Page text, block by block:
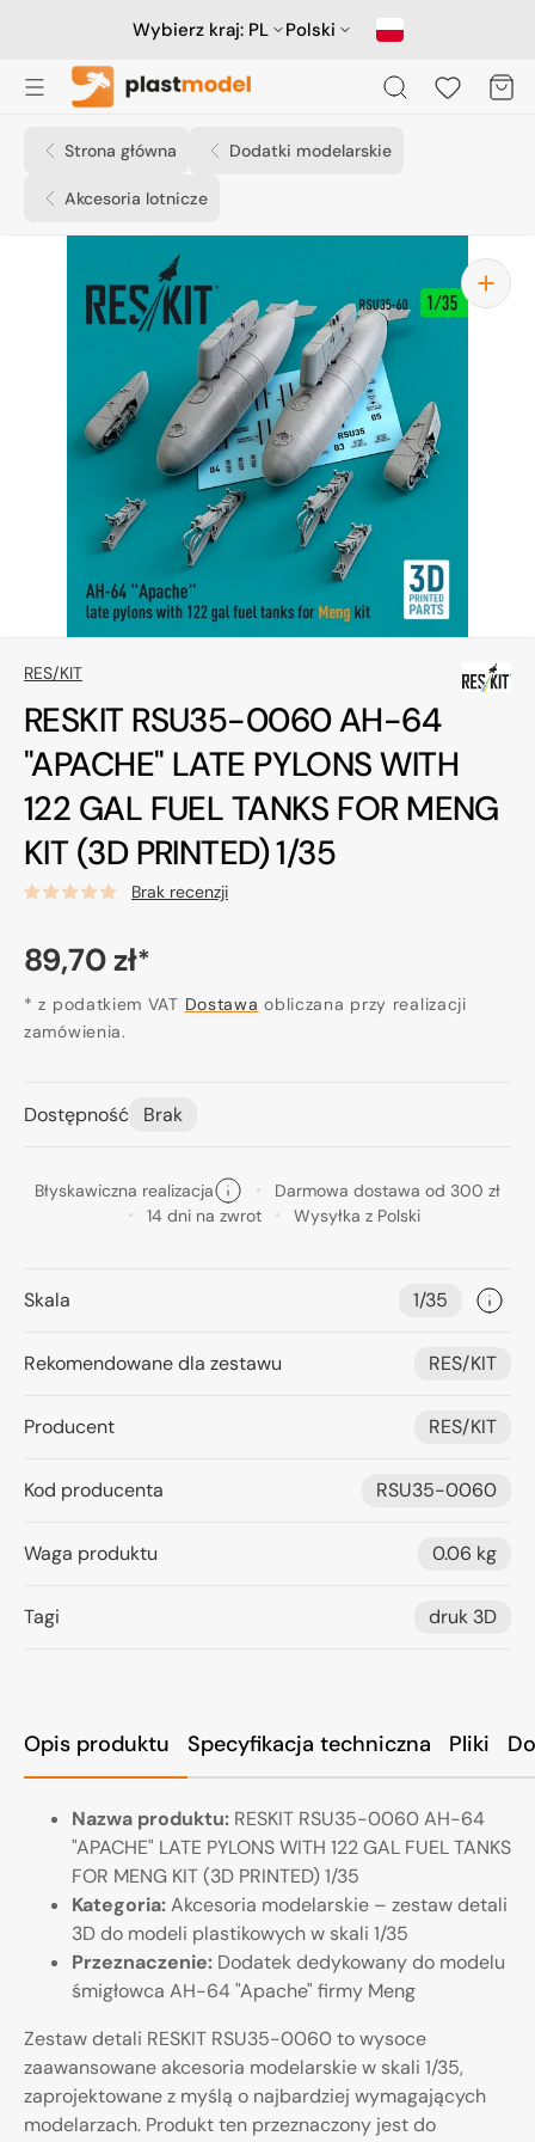
Wybierz kraj: PL Polski
Koszyk
Strona główna Dodatki modelarskie
Akcesoria lotnicze
Otwórz
media
1
w
widoku
galerii
Opis produktu Specyfikacja techniczna Pliki
Nazwa produktu: RESKIT RSU35-0060 AH-64
"APACHE" LATE PYLONS WITH 122 GAL FUEL TANKS
FOR MENG KIT (3D PRINTED) 1/35
Kategoria:Akcesoria modelarskie – zestaw detali
3D do modeli plastikowych w skali 1/35
Przeznaczenie: Dodatek dedykowany do modelu
śmigłowca AH-64 "Apache" firmy Meng
Zestaw detali RESKIT RSU35-0060 to wysoce
zaawansowane akcesoria modelarskie w skali 1/35,
zaprojektowane z myślą o najbardziej wymagających
modelarzach. Produkt ten przeznaczony jest do
RES/KIT
RESKIT RSU35-0060 AH-64
"APACHE" LATE PYLONS WITH
122 GAL FUEL TANKS FOR MENG
KIT (3D PRINTED) 1/35
Brak recenzji
Cena
regularna
89,70 zł*
* z podatkiem VAT Dostawa obliczana przy realizacji
zamówienia.
Dostępność Brak
Błyskawiczna realizacja
Darmowa dostawa od 300 zł
14 dni na zwrot
Wysyłka z Polski
Skala 1/35
Rekomendowane dla zestawu RES/KIT
Producent RES/KIT
Kod producenta RSU35-0060
Waga produktu 0.06 kg
Tagi druk 3D